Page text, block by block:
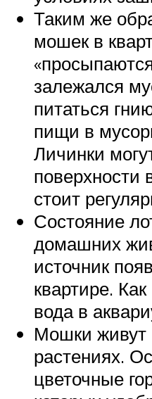
Таким же
мошек в
залежался
питаться
пищи в
Личинки
поверхности
стоит
Состояние
домашних
источник
квартире.
вода в
Мошки живут
растениях.
цветочные